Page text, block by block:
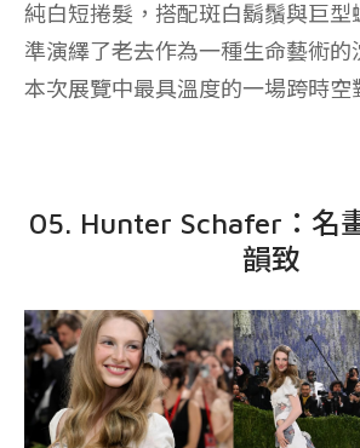
純白短捲髮，搭配斑白鬍鬚與巨型
準演繹了老去作為一種生命藝術的
本次展覽中最具溫度的一場跨時空
05. Hunter Schafer：名
韻致